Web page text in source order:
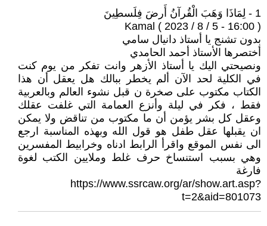
1 - لِمَاذَا وَهَبَ الْقُرآنُ أَرضَ فِلَسطِينَ
Kamal ( 2023 / 8 / 5 - 16:00 )
بدون تشنج يا أستاذ دانيال سامي
أختصرها الأستاذ أحمد الحامدي
ونصيحتي اليك يا أستاذ الأزهر وانت تفكر من يوم كنت
في الكلية لحد الآن ألم يخطر ببالك هل يعقل أن هذا
الكتاب مكتوب على صخرة ن قبل نشوء العالم وبالعربية
فقط ، فكر في ليلة وأنزع العمامة التي غلفت عقلك
وعقل كل بشر يؤمن أن ما مكتوب من تناقض ولا يمكن
ان يقبلها عقل طفل هو قول الله وبهذه المناسبة ارجع
الى نفس الموقع واقرأ الرابط ادناه وخرابيط المفسرين
وهي بسبب استنساخ حرف غلط وملايين الكتب لغوة
فارغة
https://www.ssrcaw.org/ar/show.art.asp?
t=2&aid=801073